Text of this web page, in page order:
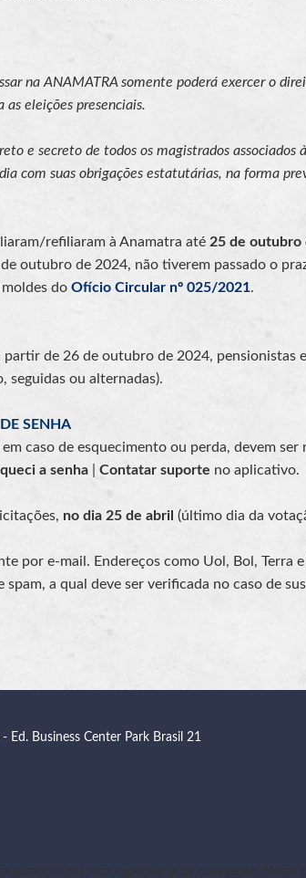
na ANAMATRA somente poderá exercer o
eleições presenciais.
e secreto de todos os magistrados associados
com suas obrigações estatutárias, na forma
refiliaram à Anamatra até 25 de outubro
de outubro de 2024, não tiverem passado o
do Ofício Circular nº 025/2021.
partir de 26 de outubro de 2024, pensionistas
seguidas ou alternadas).
SENHA
caso de esquecimento ou perda, devem ser
a senha Contatar suporte no aplicativo.
no dia 25 de abril (último dia da
por e-mail. Endereços como Uol, Bol, Terra
spam, a qual deve ser verificada no caso de
Ed. Business Center Park Brasil 21
uma boa experiência de navegação.